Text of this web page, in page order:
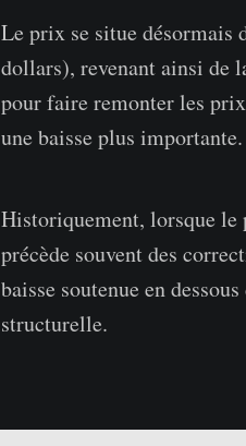
Le prix se situe désormais
dollars), revenant ainsi de
pour faire remonter les
une baisse plus importante.
Historiquement, lorsque le
précède souvent des
baisse soutenue en
structurelle.